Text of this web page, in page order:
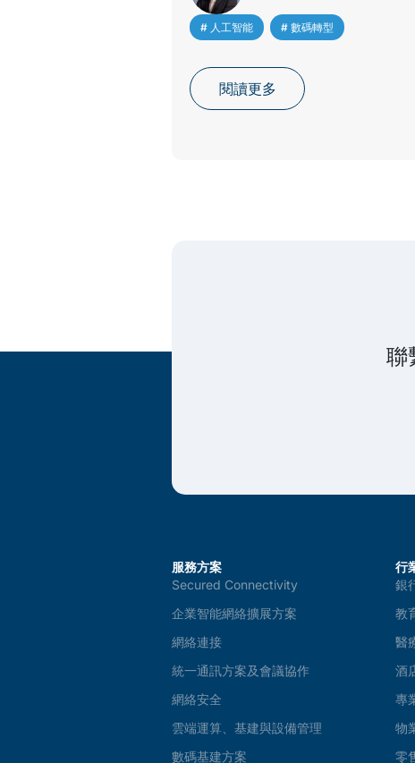
# 人工智能 # 數碼轉型
閱讀更多
聯
服務方案
Secured Connectivity
企業智能網絡擴展方案
網絡連接
統一通訊方案及會議協作
網絡安全
雲端運算、基建與設備管理
數碼基建方案
行
銀
教
醫
酒
專
物
零